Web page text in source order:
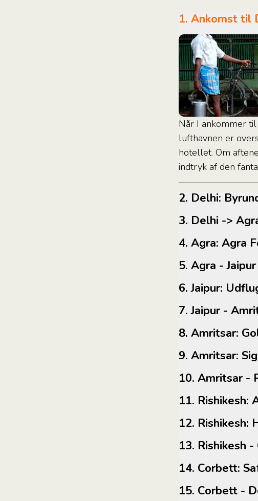
1. Ankomst til
Når I ankommer
lufthavnen er
hotellet. Om
indtryk af den
2. Delhi:
3. Delhi ->
4. Agra: Agra
5. Agra - Jaipur
6. Jaipur:
7. Jaipur -
8. Amritsar:
9. Amritsar:
10. Amritsar
11.
12.
13.
14. Corbett:
15. Corbett -